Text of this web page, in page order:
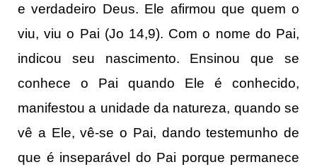
e verdadeiro Deus. Ele afirmou que quem o
viu, viu o Pai (Jo 14,9). Com o nome do Pai,
indicou seu nascimento. Ensinou que se
conhece o Pai quando Ele é conhecido,
manifestou a unidade da natureza, quando se
vê a Ele, vê-se o Pai, dando testemunho de
que é inseparável do Pai porque permanece